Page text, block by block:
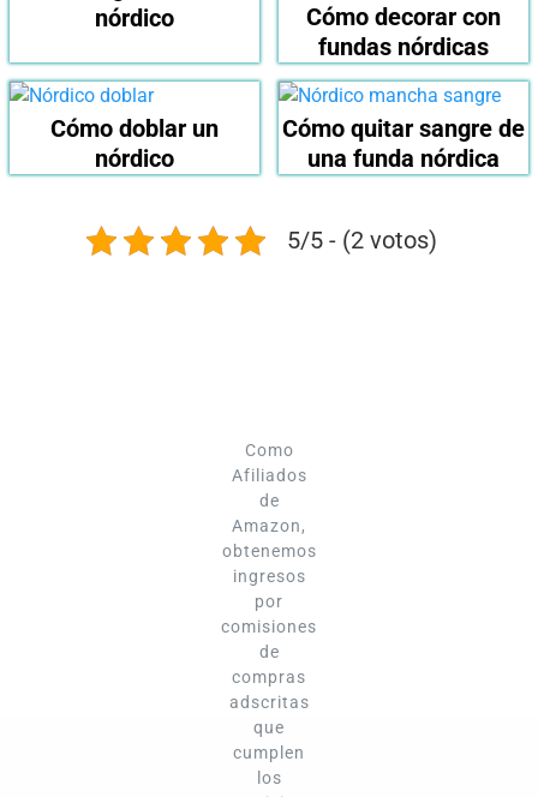
nórdico
Cómo decorar con
fundas nórdicas
Cómo doblar un
nórdico
Cómo quitar sangre de
una funda nórdica
5/5 - (2 votos)
Como
Afiliados
de
Amazon,
obtenemos
ingresos
por
comisiones
de
compras
adscritas
que
cumplen
los